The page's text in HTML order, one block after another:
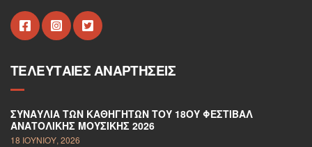
ΤΕΛΕΥΤΑΊΕΣ ΑΝΑΡΤΉΣΕΙΣ
ΣΥΝΑΥΛΊΑ ΤΩΝ ΚΑΘΗΓΗΤΏΝ ΤΟΥ 18ΟΥ ΦΕΣΤΙΒΆΛ
ΑΝΑΤΟΛΙΚΉΣ ΜΟΥΣΙΚΉΣ 2026
18 ΙΟΥΝΊΟΥ, 2026